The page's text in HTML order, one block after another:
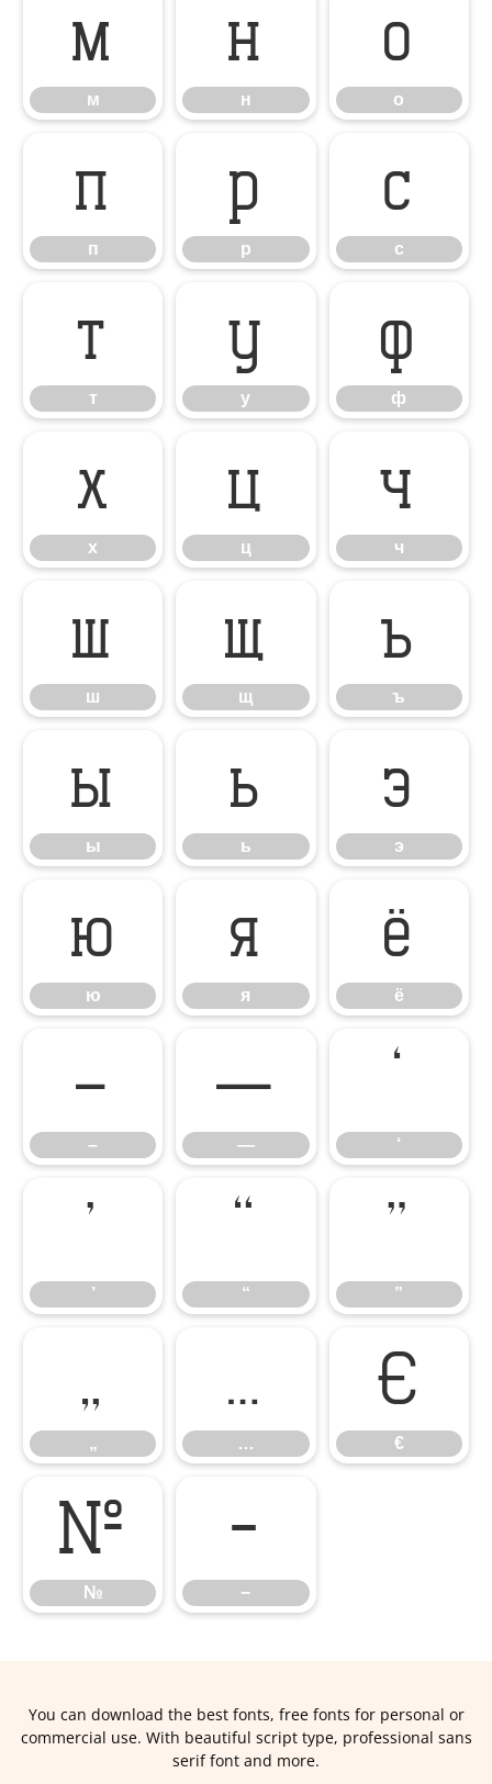
м
м
н
н
о
о
п
п
р
р
с
с
т
т
у
у
ф
ф
х
х
ц
ц
ч
ч
ш
ш
щ
щ
ъ
ъ
ы
ы
ь
ь
э
э
ю
ю
я
я
ё
ё
–
–
—
—
‘
‘
’
’
“
“
”
”
„
„
…
…
€
€
№
№
−
−
You can download the best fonts, free fonts for personal or
commercial use. With beautiful script type, professional sans
serif font and more.